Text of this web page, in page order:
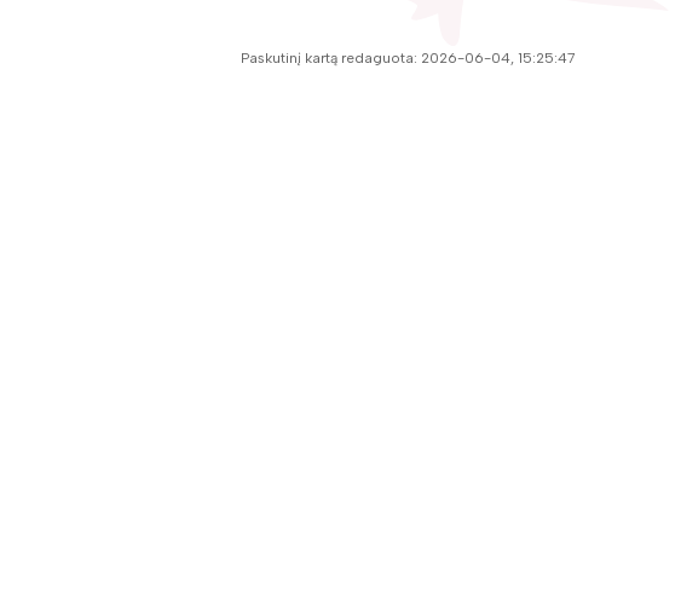
Paskutinį kartą redaguota: 2026-06-04, 15:25:47